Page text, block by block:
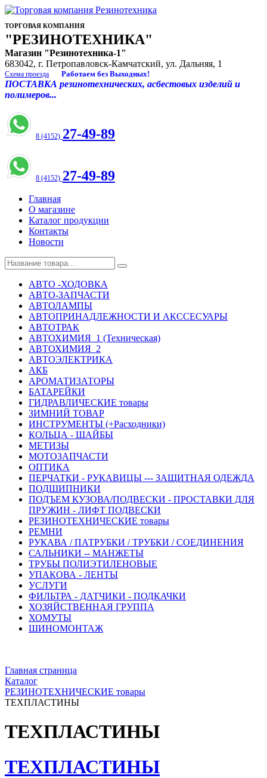
ТОРГОВАЯ КОМПАНИЯ
"РЕЗИНОТЕХНИКА"
Магазин "Резинотехника-1"
683042, г. Петропавловск-Камчатский, ул. Дальняя, 1
Схема проезда Работаем без Выходных!
ПОСТАВКА резинотехнических, асбестовых изделий и
полимеров...
8 (4152) 27-49-89
8 (4152) 27-49-89
Главная
О магазине
Каталог продукции
Контакты
Новости
АВТО -ХОДОВКА
АВТО-ЗАПЧАСТИ
АВТОЛАМПЫ
АВТОПРИНАДЛЕЖНОСТИ И АКССЕСУАРЫ
АВТОТРАК
АВТОХИМИЯ_1 (Техническая)
АВТОХИМИЯ_2
АВТОЭЛЕКТРИКА
АКБ
АРОМАТИЗАТОРЫ
БАТАРЕЙКИ
ГИДРАВЛИЧЕСКИЕ товары
ЗИМНИЙ ТОВАР
ИНСТРУМЕНТЫ (+Расходники)
КОЛЬЦА - ШАЙБЫ
МЕТИЗЫ
МОТОЗАПЧАСТИ
ОПТИКА
ПЕРЧАТКИ - РУКАВИЦЫ --- ЗАЩИТНАЯ ОДЕЖДА
ПОДШИПНИКИ
ПОДЪЕМ КУЗОВА/ПОДВЕСКИ - ПРОСТАВКИ ДЛЯ
ПРУЖИН - ЛИФТ ПОДВЕСКИ
РЕЗИНОТЕХНИЧЕСКИЕ товары
РЕМНИ
РУКАВА / ПАТРУБКИ / ТРУБКИ / СОЕДИНЕНИЯ
САЛЬНИКИ -- МАНЖЕТЫ
ТРУБЫ ПОЛИЭТИЛЕНОВЫЕ
УПАКОВА - ЛЕНТЫ
УСЛУГИ
ФИЛЬТРА - ДАТЧИКИ - ПОДКАЧКИ
ХОЗЯЙСТВЕННАЯ ГРУППА
ХОМУТЫ
ШИНОМОНТАЖ
Главная страница
Каталог
РЕЗИНОТЕХНИЧЕСКИЕ товары
ТЕХПЛАСТИНЫ
ТЕХПЛАСТИНЫ
ТЕХПЛАСТИНЫ